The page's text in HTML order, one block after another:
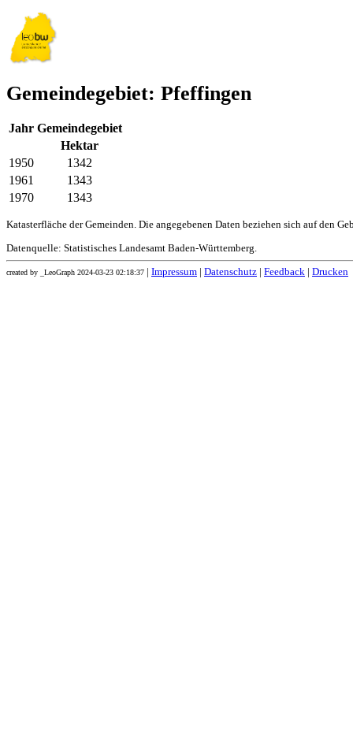
Gemeindegebiet: Pfeffingen
Jahr Gemeindegebiet
Hektar
1950
1342
1961
1343
1970
1343
Katasterfläche der Gemeinden. Die angegebenen Daten beziehen sich auf den
Datenquelle: Statistisches Landesamt Baden-Württemberg.
created by _LeoGraph 2024-03-23 02:18:37 Impressum Datenschutz Feedback Drucken